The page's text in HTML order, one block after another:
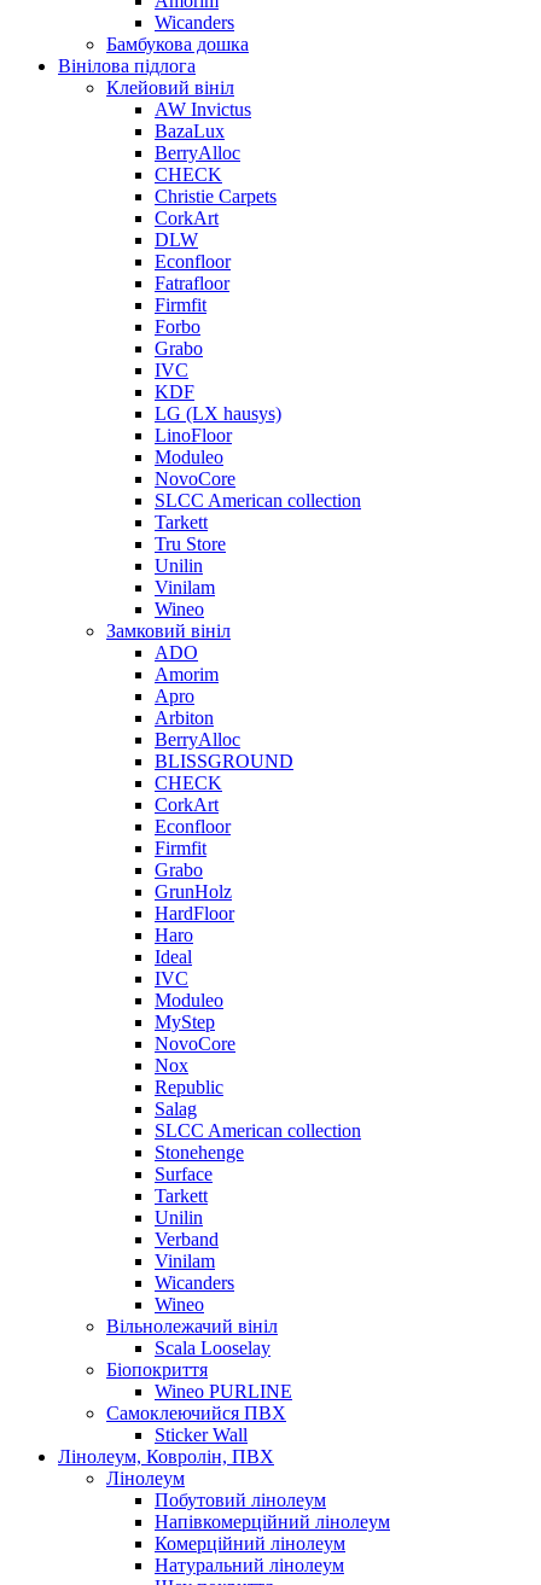
Wicanders
Бамбукова дошка
Вінілова підлога
Клейовий вініл
AW Invictus
BazaLux
BerryAlloc
CHECK
Christie Carpets
CorkArt
DLW
Econfloor
Fatrafloor
Firmfit
Forbo
Grabo
IVC
KDF
LG (LX hausys)
LinoFloor
Moduleo
NovoCore
SLCC American collection
Tarkett
Tru Store
Unilin
Vinilam
Wineo
Замковий вініл
ADO
Amorim
Apro
Arbiton
BerryAlloc
BLISSGROUND
CHECK
CorkArt
Econfloor
Firmfit
Grabo
GrunHolz
HardFloor
Haro
Ideal
IVC
Moduleo
MyStep
NovoCore
Nox
Republic
Salag
SLCC American collection
Stonehenge
Surface
Tarkett
Unilin
Verband
Vinilam
Wicanders
Wineo
Вільнолежачий вініл
Scala Looselay
Біопокриття
Wineo PURLINE
Самоклеючийся ПВХ
Sticker Wall
Лінолеум, Ковролін, ПВХ
Лінолеум
Побутовий лінолеум
Напівкомерційний лінолеум
Комерційний лінолеум
Натуральний лінолеум